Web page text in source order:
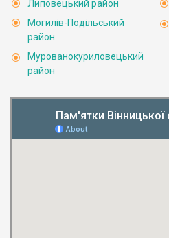
Липовецький район
Могилів-Подільський
район
Мурованокуриловецький
район